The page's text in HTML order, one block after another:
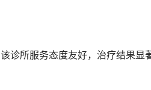
诊所服务态度友好，治疗结果显